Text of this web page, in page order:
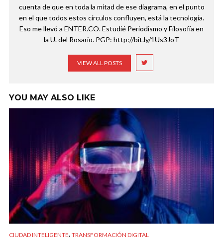
cuenta de que en toda la mitad de ese diagrama, en el punto
en el que todos estos círculos confluyen, está la tecnología.
Eso me llevó a ENTER.CO. Estudié Periodismo y Filosofía en
la U. del Rosario. PGP: http://bit.ly/1Us3JoT
VIEW ALL POSTS
YOU MAY ALSO LIKE
CIUDAD INTELIGENTE, TRANSFORMACIÓN DIGITAL